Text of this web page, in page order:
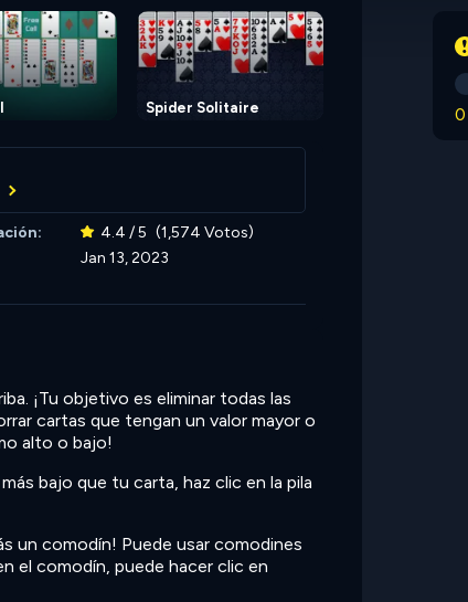
Spider Solitaire
4.4 / 5 (1,574 Votos)
Jan 13, 2023
¡Tu objetivo es eliminar todas las
cartas que tengan un valor mayor o
alto o bajo!
bajo que tu carta, haz clic en la pila
un comodín! Puede usar comodines
el comodín, puede hacer clic en
0